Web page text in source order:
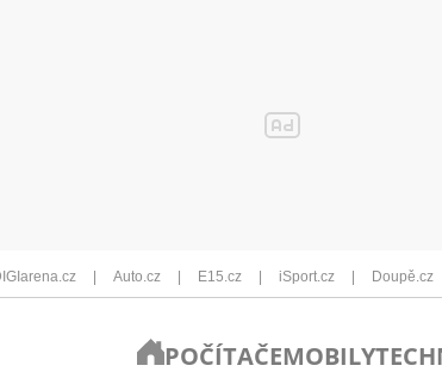
Auto.cz E15.cz iSport.cz Doupě.cz
POČÍTAČEMOBILY